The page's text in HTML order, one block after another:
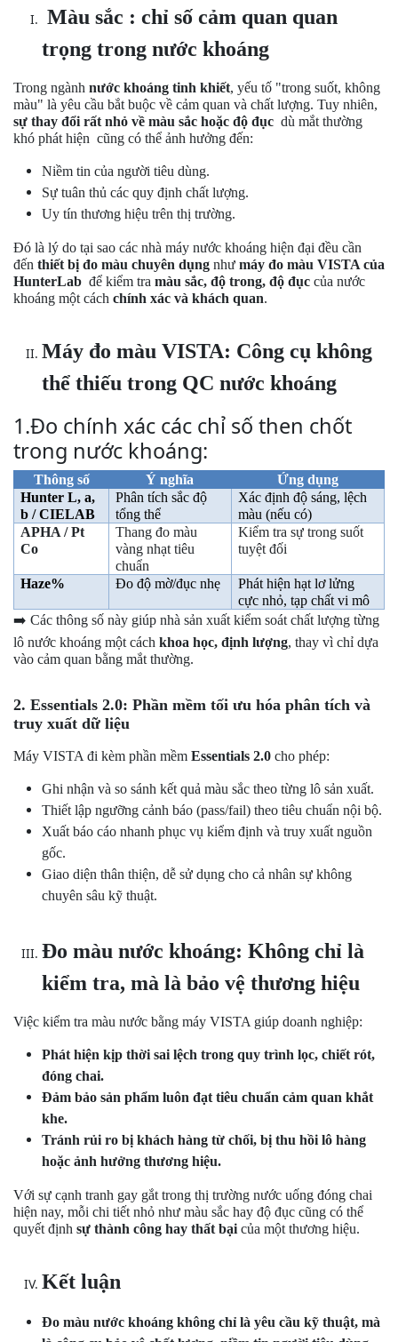
Màu sắc : chỉ số cảm quan quan
trọng trong nước khoáng
Trong ngành nước khoáng tinh khiết, yếu tố "trong suốt, không
màu" là yêu cầu bắt buộc về cảm quan và chất lượng. Tuy nhiên,
sự thay đổi rất nhỏ về màu sắc hoặc độ đục dù mắt thường
khó phát hiện cũng có thể ảnh hưởng đến:
Niềm tin của người tiêu dùng.
Sự tuân thủ các quy định chất lượng.
Uy tín thương hiệu trên thị trường.
Đó là lý do tại sao các nhà máy nước khoáng hiện đại đều cần
đến thiết bị đo màu chuyên dụng như máy đo màu VISTA của
HunterLab để kiểm tra màu sắc, độ trong, độ đục của nước
khoáng một cách chính xác và khách quan.
Máy đo màu VISTA: Công cụ không
thể thiếu trong QC nước khoáng
1.Đo chính xác các chỉ số then chốt
trong nước khoáng:
Thông số Ý nghĩa
Ứng dụng
Hunter L, a,
b / CIELAB
Phân tích sắc độ
tổng thể
Xác định độ sáng, lệch
màu (nếu có)
APHA / Pt
Co
Thang đo màu
vàng nhạt tiêu
chuẩn
Kiểm tra sự trong suốt
tuyệt đối
Haze% Đo độ mờ/đục nhẹ
Phát hiện hạt lơ lửng
cực nhỏ, tạp chất vi mô
➡️ Các thông số này giúp nhà sản xuất kiểm soát chất lượng từng
lô nước khoáng một cách khoa học, định lượng, thay vì chỉ dựa
vào cảm quan bằng mắt thường.
2. Essentials 2.0: Phần mềm tối ưu hóa phân tích và
truy xuất dữ liệu
Máy VISTA đi kèm phần mềm Essentials 2.0 cho phép:
Ghi nhận và so sánh kết quả màu sắc theo từng lô sản xuất.
Thiết lập ngưỡng cảnh báo (pass/fail) theo tiêu chuẩn nội bộ.
Xuất báo cáo nhanh phục vụ kiểm định và truy xuất nguồn
gốc.
Giao diện thân thiện, dễ sử dụng cho cả nhân sự không
chuyên sâu kỹ thuật.
Đo màu nước khoáng: Không chỉ là
kiểm tra, mà là bảo vệ thương hiệu
Việc kiểm tra màu nước bằng máy VISTA giúp doanh nghiệp:
Phát hiện kịp thời sai lệch trong quy trình lọc, chiết rót,
đóng chai.
Đảm bảo sản phẩm luôn đạt tiêu chuẩn cảm quan khắt
khe.
Tránh rủi ro bị khách hàng từ chối, bị thu hồi lô hàng
hoặc ảnh hưởng thương hiệu.
Với sự cạnh tranh gay gắt trong thị trường nước uống đóng chai
hiện nay, mỗi chi tiết nhỏ như màu sắc hay độ đục cũng có thể
quyết định sự thành công hay thất bạicủa một thương hiệu.
Kết luận
Đo màu nước khoáng không chỉ là yêu cầu kỹ thuật, mà